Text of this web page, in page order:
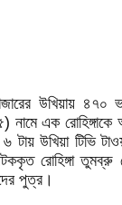
উখিয়ায়
এক
উখিয়া টিভি
রোহিঙ্গা তুমব্রু
পুত্র।